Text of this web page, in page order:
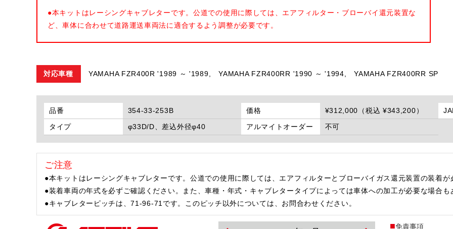
●本キットはレーシングキャブレターです。公道での使用に際しては、エアフィルター・ブローバイ還元装置な
ど、車体に合わせて道路運送車両法に適合するよう調整が必要です。
対応車種 YAMAHA FZR400R '1989 ～ '1989, YAMAHA FZR400RR '1990 ～ '1994, YAMAHA FZR400RR SP
品番 354-33-253B 価格 ¥312,000（税込 ¥343,200）
タイプ
φ33D/D、差込外径φ40 アルマイトオーダー 不可
ご注意
●本キットはレーシングキャブレターです。公道での使用に際しては、エアフィルターとブローバイガス還元装置の装着が
●装着車両の年式を必ずご確認ください。また、車種・年式・キャブレタータイプによっては車体への加工が必要な場合
●キャブレターピッチは、71-96-71です。このピッチ以外については、お問合わせください。
免責事項